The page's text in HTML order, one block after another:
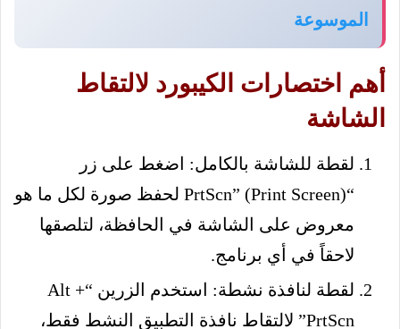
الموسوعة
أهم اختصارات الكيبورد لالتقاط
الشاشة
لقطة للشاشة بالكامل: اضغط على زر
“PrtScn” (Print Screen) لحفظ صورة لكل ما هو
معروض على الشاشة في الحافظة، لتلصقها
لاحقاً في أي برنامج.
لقطة لنافذة نشطة: استخدم الزرين “Alt +
PrtScn” لالتقاط نافذة التطبيق النشط فقط،